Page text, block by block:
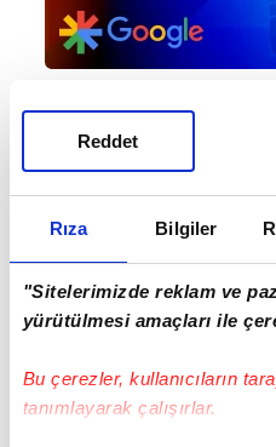
Rıza Bilgiler
"Sitelerimizde reklam ve
yürütülmesi amaçları ile
Bu çerezler, kullanıcıların
tanımlayarak çalışırlar.
Reddet
Hakan
#FENERBAHÇE OPET